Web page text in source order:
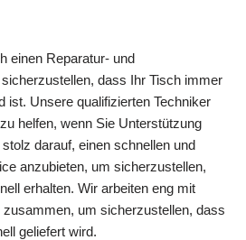
einen Reparatur- und
dass Ihr Tisch immer
ist. Unsere qualifizierten Techniker
helfen, wenn Sie Unterstützung
darauf, einen schnellen und
anzubieten, um sicherzustellen,
erhalten. Wir arbeiten eng mit
um sicherzustellen, dass
geliefert wird.